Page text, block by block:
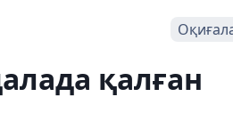
қалған